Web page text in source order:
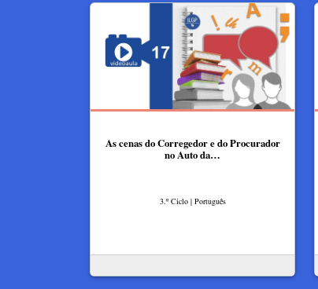
As cenas do Corregedor e do Procurador
no Auto da…
3.º Ciclo | Português